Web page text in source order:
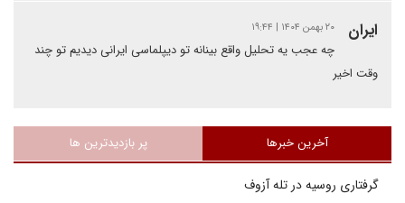
ایران ۲۰ بهمن ۱۴۰۴ | ۱۹:۴۴
چه عجب یه تحلیل واقع بینانه تو دیپلماسی ایرانی دیدیم تو چند
وقت اخیر
آخرین خبرها پر بازدیدترین ها
گرفتاری روسیه در تله آزوف